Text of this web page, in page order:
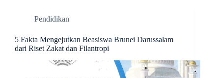
Pendidikan
5 Fakta Mengejutkan Beasiswa Brunei Darussalam
dari Riset Zakat dan Filantropi